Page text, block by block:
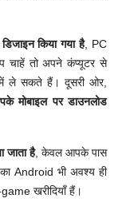
किया गया है, PC
चाहें तो अपने कंप्यूटर से
ले सकते हैं। दूसरी ओर,
मोबाइल पर डाउनलोड
जाता है, केवल आपके पास
Android भी अवश्य ही
खरीदियाँ हैं।